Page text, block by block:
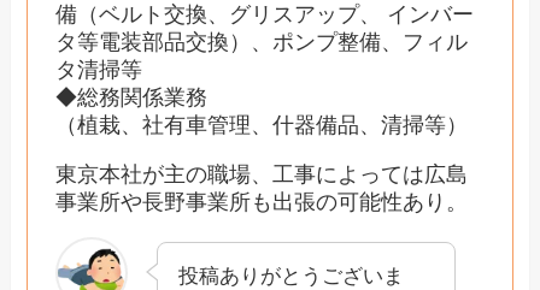
備（ベルト交換、グリスアップ、 インバー
タ等電装部品交換）、ポンプ整備、フィル
タ清掃等
◆総務関係業務
（植栽、社有車管理、什器備品、清掃等）
東京本社が主の職場、工事によっては広島
事業所や長野事業所も出張の可能性あり。
投稿ありがとうございま